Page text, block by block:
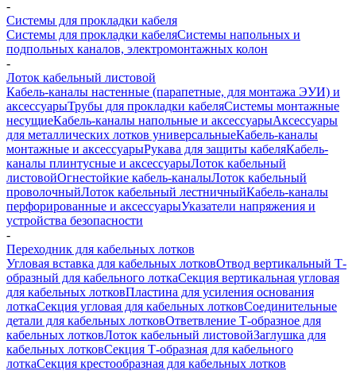
-
Системы для прокладки кабеля
Системы для прокладки кабеляСистемы напольных и
подпольных каналов, электромонтажных колон
-
Лоток кабельный листовой
Кабель-каналы настенные (парапетные, для монтажа ЭУИ) и
аксессуарыТрубы для прокладки кабеляСистемы монтажные
несущиеКабель-каналы напольные и аксессуарыАксессуары
для металлических лотков универсальныеКабель-каналы
монтажные и аксессуарыРукава для защиты кабеляКабель-
каналы плинтусные и аксессуарыЛоток кабельный
листовойОгнестойкие кабель-каналыЛоток кабельный
проволочныйЛоток кабельный лестничныйКабель-каналы
перфорированные и аксессуарыУказатели напряжения и
устройства безопасности
-
Переходник для кабельных лотков
Угловая вставка для кабельных лотковОтвод вертикальный Т-
образный для кабельного лоткаСекция вертикальная угловая
для кабельных лотковПластина для усиления основания
лоткаСекция угловая для кабельных лотковСоединительные
детали для кабельных лотковОтветвление Т-образное для
кабельных лотковЛоток кабельный листовойЗаглушка для
кабельных лотковСекция Т-образная для кабельного
лоткаСекция крестообразная для кабельных лотков